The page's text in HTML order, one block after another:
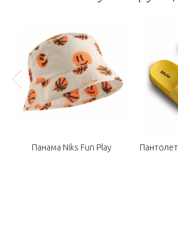
Панама Niks Fun Play